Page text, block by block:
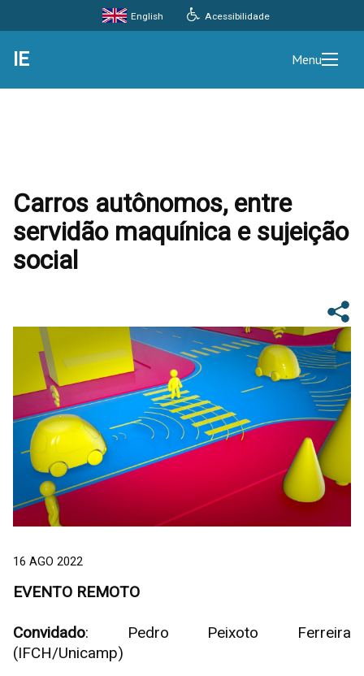
Acessibilidade
English
IE Menu
Carros autônomos, entre
servidão maquínica e sujeição
social
16 AGO 2022
EVENTO REMOTO
Convidado: Pedro Peixoto Ferreira
(IFCH/Unicamp)